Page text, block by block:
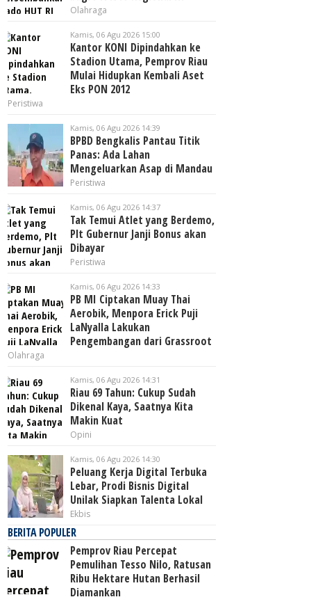
Olahraga
Kamis, 06 Agu 2026 15:00
Kantor KONI Dipindahkan ke
Stadion Utama, Pemprov Riau
Mulai Hidupkan Kembali Aset
Eks PON 2012
Peristiwa
Kamis, 06 Agu 2026 14:39
BPBD Bengkalis Pantau Titik
Panas: Ada Lahan
Mengeluarkan Asap di Mandau
Peristiwa
Kamis, 06 Agu 2026 14:37
Tak Temui Atlet yang Berdemo,
Plt Gubernur Janji Bonus akan
Dibayar
Peristiwa
Kamis, 06 Agu 2026 14:33
PB MI Ciptakan Muay Thai
Aerobik, Menpora Erick Puji
LaNyalla Lakukan
Pengembangan dari Grassroot
Olahraga
Kamis, 06 Agu 2026 14:31
Riau 69 Tahun: Cukup Sudah
Dikenal Kaya, Saatnya Kita
Makin Kuat
Opini
Kamis, 06 Agu 2026 14:30
Peluang Kerja Digital Terbuka
Lebar, Prodi Bisnis Digital
Unilak Siapkan Talenta Lokal
Ekbis
BERITA POPULER
Pemprov Riau Percepat
Pemulihan Tesso Nilo, Ratusan
Ribu Hektare Hutan Berhasil
Diamankan